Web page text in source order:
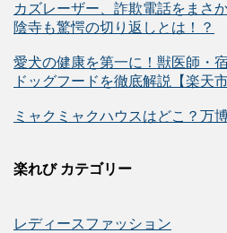
カズレーザー、詐欺電話をまさ
陰寺も驚愕の切り返しとは！？
愛犬の健康を第一に！獣医師・
ドッグフードを徹底解説【楽天市
ミャクミャクハウスはどこ？万
楽れび カテゴリー
レディースファッション